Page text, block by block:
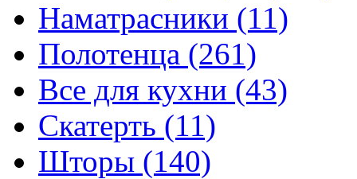
Наматрасники (11)
Полотенца (261)
Все для кухни (43)
Скатерть (11)
Шторы (140)